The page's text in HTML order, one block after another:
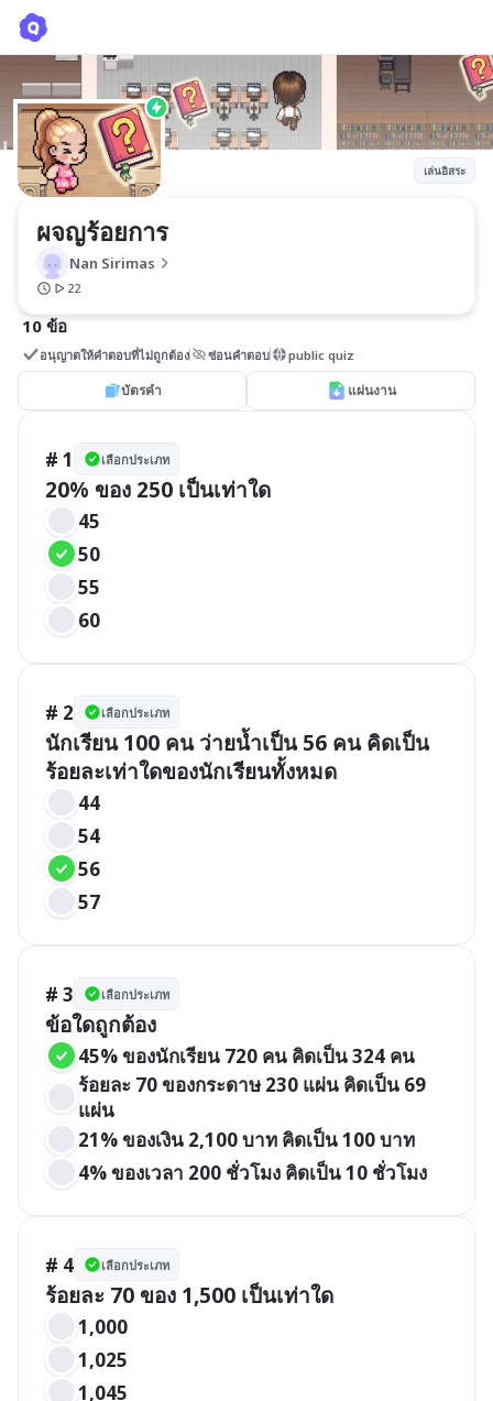
เล่นอิสระ
ผจญร้อยการ
Nan Sirimas
22
10 ข้อ
อนุญาตให้คำตอบที่ไม่ถูกต้อง ซ่อนคำตอบ public quiz
บัตรคำ แผ่นงาน
# 1 เลือกประเภท
20% ของ 250 เป็นเท่าใด
45
50
55
60
# 2 เลือกประเภท
นักเรียน 100 คน ว่ายน้ำเป็น 56 คน คิดเป็น
ร้อยละเท่าใดของนักเรียนทั้งหมด
44
54
56
57
# 3 เลือกประเภท
ข้อใดถูกต้อง
45% ของนักเรียน 720 คน คิดเป็น 324 คน
ร้อยละ 70 ของกระดาษ 230 แผ่น คิดเป็น 69
แผ่น
21% ของเงิน 2,100 บาท คิดเป็น 100 บาท
4% ของเวลา 200 ชั่วโมง คิดเป็น 10 ชั่วโมง
# 4 เลือกประเภท
ร้อยละ 70 ของ 1,500 เป็นเท่าใด
1,000
1,025
1,045